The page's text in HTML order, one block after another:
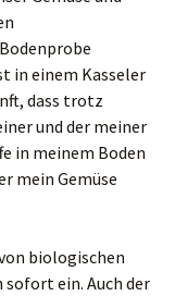
in einem Kasseler
dass trotz
und der meiner
in meinem Boden
mein Gemüse
biologischen
ein. Auch der